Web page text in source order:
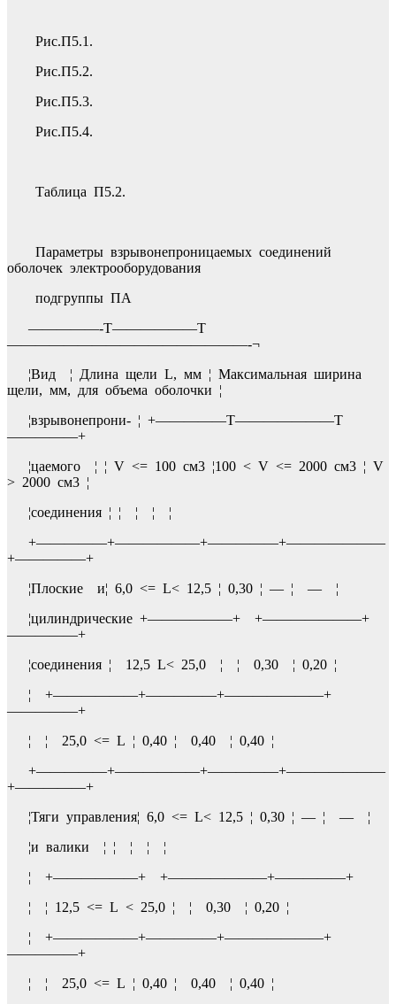
Рис.П5.1.
Рис.П5.2.
Рис.П5.3.
Рис.П5.4.
Таблица П5.2.
Параметры взрывонепроницаемых соединений
оболочек электрооборудования
подгруппы ПА
—————-T——————T
—————————————————-¬
¦Вид ¦ Длина щели L, мм ¦ Максимальная ширина
щели, мм, для объема оболочки ¦
¦взрывонепрони- ¦ +—————T———————T
—————+
¦цаемого ¦ ¦ V <= 100 см3 ¦100 < V <= 2000 см3 ¦ V
> 2000 см3 ¦
¦соединения ¦ ¦ ¦ ¦ ¦
+—————+——————+—————+———————
+—————+
¦Плоские и¦ 6,0 <= L< 12,5 ¦ 0,30 ¦ — ¦ — ¦
¦цилиндрические +——————+ +———————+
—————+
¦соединения ¦ 12,5 L< 25,0 ¦ ¦ 0,30 ¦ 0,20 ¦
¦ +——————+—————+———————+
—————+
¦ ¦ 25,0 <= L ¦ 0,40 ¦ 0,40 ¦ 0,40 ¦
+—————+——————+—————+———————
+—————+
¦Тяги управления¦ 6,0 <= L< 12,5 ¦ 0,30 ¦ — ¦ — ¦
¦и валики ¦ ¦ ¦ ¦ ¦
¦ +——————+ +———————+—————+
¦ ¦ 12,5 <= L < 25,0 ¦ ¦ 0,30 ¦ 0,20 ¦
¦ +——————+—————+———————+
—————+
¦ ¦ 25,0 <= L ¦ 0,40 ¦ 0,40 ¦ 0,40 ¦